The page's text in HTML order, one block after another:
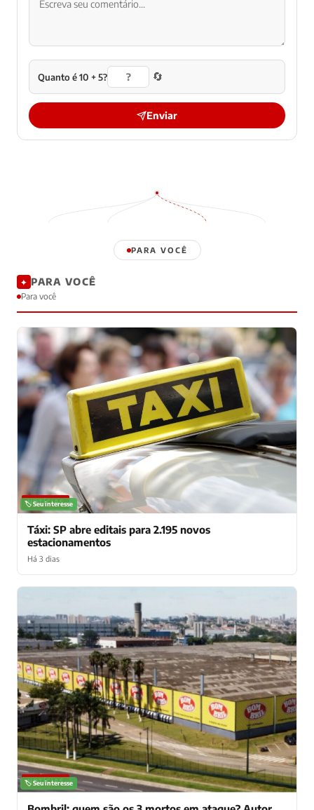
Quanto é 10 + 5? 🔄
Enviar
PARA VOCÊ
✦ PARA VOCÊ
Para você
NOTÍCIAS
🏷️ Seu interesse
Táxi: SP abre editais para 2.195 novos
estacionamentos
Há 3 dias
NOTÍCIAS
🏷️ Seu interesse